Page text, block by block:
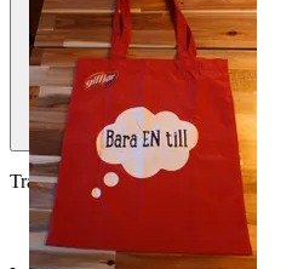
Traderas köparskydd